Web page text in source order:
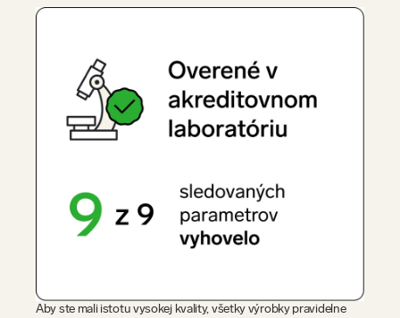
Aby ste mali istotu vysokej kvality, všetky výrobky pravidelne